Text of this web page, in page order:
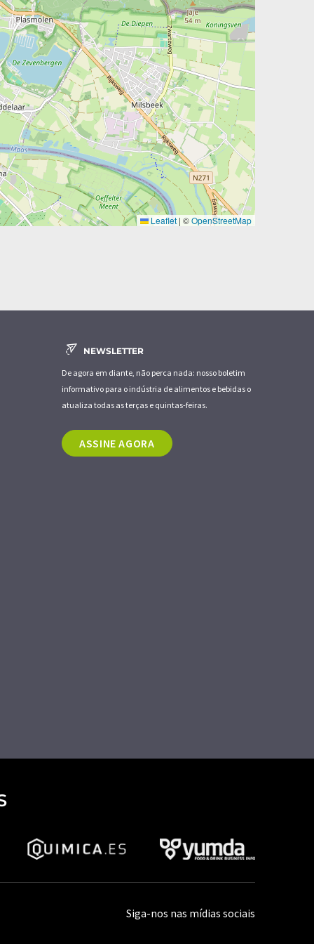
Leaflet | ©OpenStreetMap
NEWSLETTER
De agora em diante, não perca nada: nosso boletim
informativo para o indústria de alimentos e bebidas o
atualiza todas as terças e quintas-feiras.
ASSINE AGORA
Siga-nos nas mídias sociais